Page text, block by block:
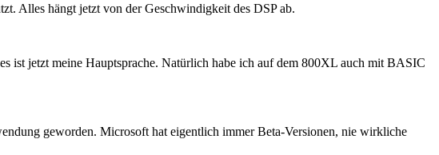
Alles hängt jetzt von der Geschwindigkeit des DSP ab.
ist jetzt meine Hauptsprache. Natürlich habe ich auf dem 800XL auch mit BASIC
geworden. Microsoft hat eigentlich immer Beta-Versionen, nie wirkliche